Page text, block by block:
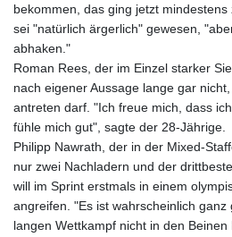
bekommen, das ging jetzt
sei "natürlich ärgerlich" gewesen,
abhaken."
Roman Rees, der im Einzel starker
nach eigener Aussage lange gar
antreten darf. "Ich freue mich, dass
fühle mich gut", sagte der 28-Jährige.
Philipp Nawrath, der in der Mixed-
nur zwei Nachladern und der
will im Sprint erstmals in einem
angreifen. "Es ist wahrscheinlich ganz
langen Wettkampf nicht in den